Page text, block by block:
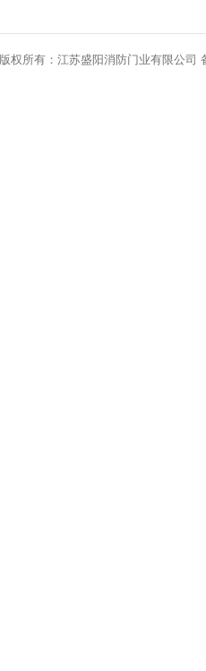
版权所有：江苏盛阳消防门业有限公司